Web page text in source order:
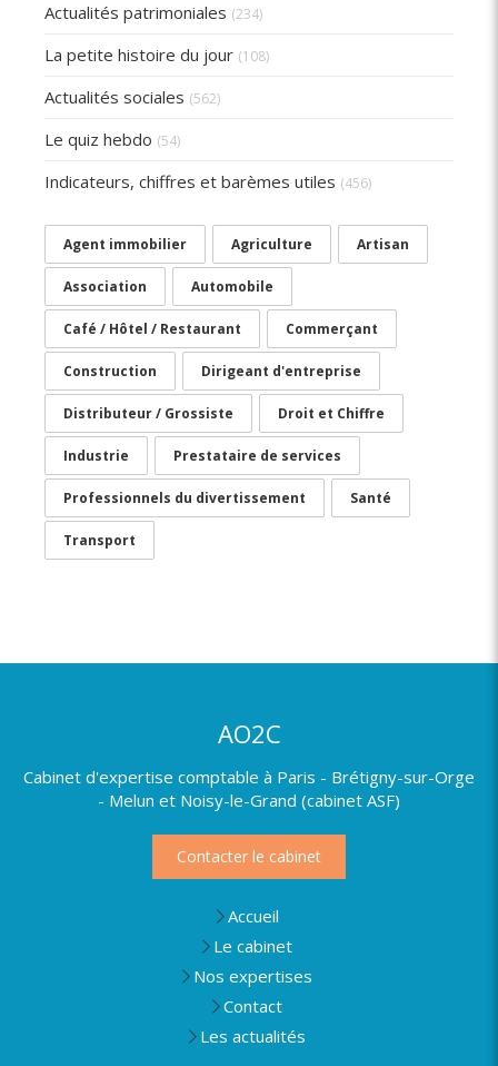
Actualités patrimoniales (234)
La petite histoire du jour (108)
Actualités sociales (562)
Le quiz hebdo (54)
Indicateurs, chiffres et barèmes utiles (456)
Agent immobilier Agriculture Artisan
Association Automobile
Café / Hôtel / Restaurant Commerçant
Construction Dirigeant d'entreprise
Distributeur / Grossiste Droit et Chiffre
Industrie Prestataire de services
Professionnels du divertissement Santé
Transport
AO2C
Cabinet d'expertise comptable à Paris - Brétigny-sur-Orge
- Melun et Noisy-le-Grand (cabinet ASF)
Contacter le cabinet
Accueil
Le cabinet
Nos expertises
Contact
Les actualités